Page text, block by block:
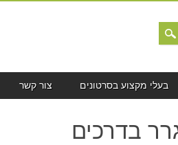
MAIN MENU
בעלי מקצוע בסרטונים צור קשר
בדרכים